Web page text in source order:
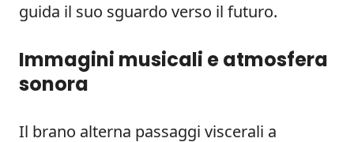
guida il suo sguardo verso il futuro.
Immagini musicali e atmosfera
sonora
Il brano alterna passaggi viscerali a